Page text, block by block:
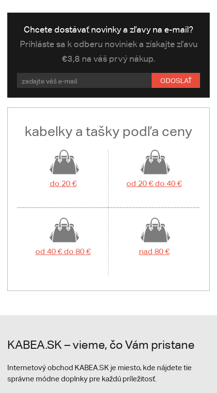
Chcete dostávať novinky a zľavy na e-mail?
Prihláste sa k odberu noviniek a získajte zľavu
€3,8 na váš prvý nákup.
ODOSLAŤ
kabelky a tašky podľa ceny
do 20 € od 20 € do 40 €
od 40 € do 80 € nad 80 €
KABEA.SK – vieme, čo Vám pristane
Internetový obchod KABEA.SK je miesto, kde nájdete tie
správne módne doplnky pre každú príležitosť.